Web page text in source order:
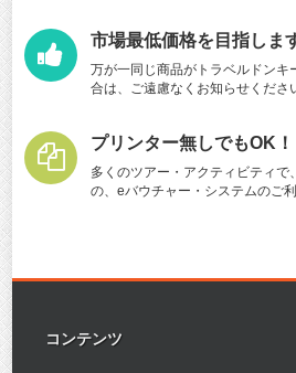
市場最低価格を目指しま
万が一同じ商品がトラベルドンキ
合は、ご遠慮なくお知らせくださ
プリンター無しでもOK！
多くのツアー・アクティビティ
の、eバウチャー・システムのご利
コンテンツ